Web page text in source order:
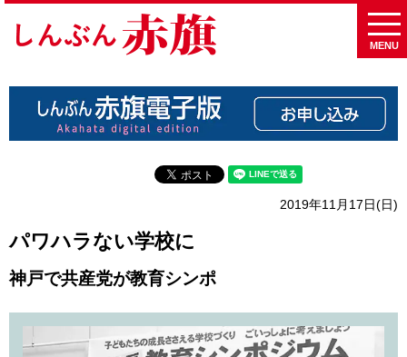
MENU
2019年11月17日(日)
パワハラない学校に
神戸で共産党が教育シンポ